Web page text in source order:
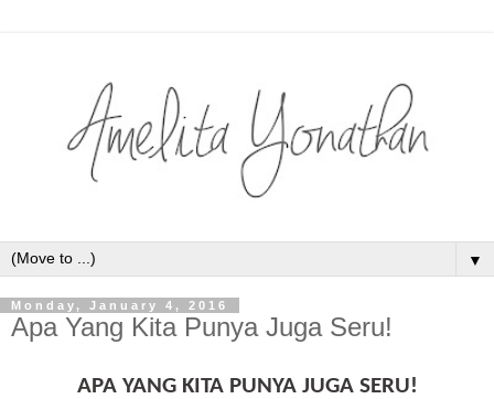
▼
Monday, January 4, 2016
Apa Yang Kita Punya Juga Seru!
APA YANG KITA PUNYA JUGA SERU!